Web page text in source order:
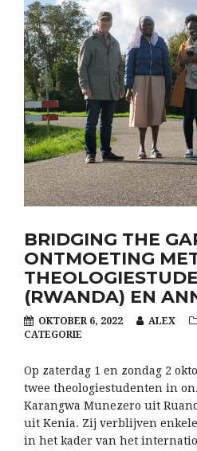
BRIDGING THE
ONTMOETING
(RWANDA) EN
OKTOBER 6, 2022 ALEX
CATEGORIE
Op zaterdag 1 en zondag 2
twee theologiestudenten in
Karangwa Munezero uit
uit Kenia. Zij verblijven
in het kader van het